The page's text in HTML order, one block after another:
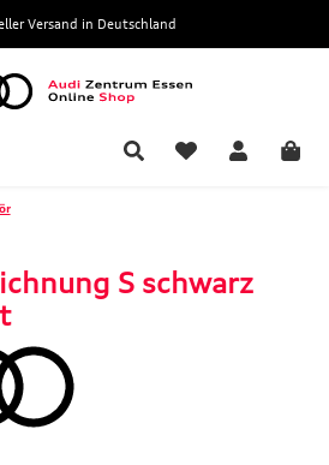
Versand in Deutschland
S schwarz